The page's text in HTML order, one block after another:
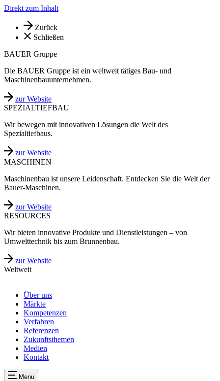
Direkt zum Inhalt
Zurück
Schließen
BAUER Gruppe
Die BAUER Gruppe ist ein weltweit tätiges Bau- und
Maschinenbauunternehmen.
zur Website
SPEZIALTIEFBAU
Wir bewegen mit innovativen Lösungen die Welt des
Spezialtiefbaus.
zur Website
MASCHINEN
Maschinenbau ist unsere Leidenschaft. Entdecken Sie die Welt der
Bauer-Maschinen.
zur Website
RESOURCES
Wir bieten innovative Produkte und Dienstleistungen – von
Umwelttechnik bis zum Brunnenbau.
zur Website
Weltweit
Über uns
Märkte
Kompetenzen
Verfahren
Referenzen
Zukunftsthemen
Medien
Kontakt
Menu